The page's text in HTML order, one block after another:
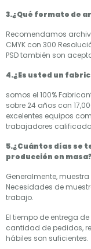
3.¿Qué formato de
Recomendamos
CMYK con 300
PSD también son
4.¿Es usted un
somos el 100%
sobre 24 años con
excelentes equipos
trabajadores
5.¿Cuántos días se
producción en
Generalmente,
Necesidades de
trabajo.
El tiempo de entrega
cantidad de pedidos,
hábiles son suficientes.